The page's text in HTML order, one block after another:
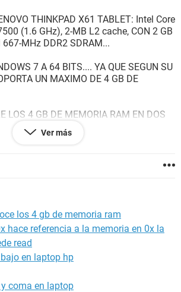
THINKPAD X61 TABLET: Intel Core
(1.6 GHz), 2-MB L2 cache, CON 2 GB
667-MHz DDR2 SDRAM...
7 A 64 BITS.... YA QUE SEGUN SU
UN MAXIMO DE 4 GB DE
LOS 4 GB DE MEMORIA RAM EN DOS
DDR2
Ver más
los 4 gb de memoria ram
hace referencia a la memoria en 0x la
read
en laptop hp
coma en laptop